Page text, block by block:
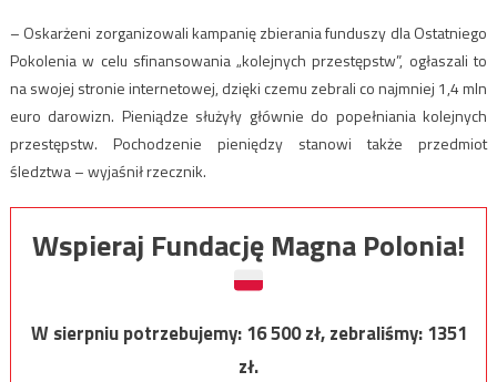
– Oskarżeni zorganizowali kampanię zbierania funduszy dla Ostatniego
Pokolenia w celu sfinansowania „kolejnych przestępstw”, ogłaszali to
na swojej stronie internetowej, dzięki czemu zebrali co najmniej 1,4 mln
euro darowizn. Pieniądze służyły głównie do popełniania kolejnych
przestępstw. Pochodzenie pieniędzy stanowi także przedmiot
śledztwa – wyjaśnił rzecznik.
Wspieraj Fundację Magna Polonia!
W sierpniu potrzebujemy:16 500zł, zebraliśmy:1351
zł.